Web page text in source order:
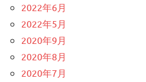
2022年6月
2022年5月
2020年9月
2020年8月
2020年7月